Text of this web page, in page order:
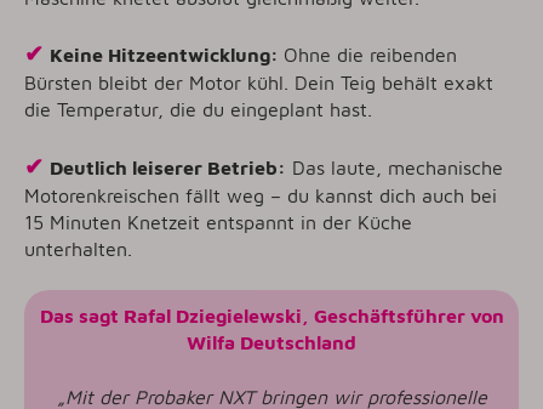
✔ Keine Hitzeentwicklung: Ohne die reibenden
Bürsten bleibt der Motor kühl. Dein Teig behält exakt
die Temperatur, die du eingeplant hast.
✔ Deutlich leiserer Betrieb: Das laute, mechanische
Motorenkreischen fällt weg – du kannst dich auch bei
15 Minuten Knetzeit entspannt in der Küche
unterhalten.
Das sagt Rafal Dziegielewski, Geschäftsführer von
Wilfa Deutschland
„Mit der Probaker NXT bringen wir professionelle